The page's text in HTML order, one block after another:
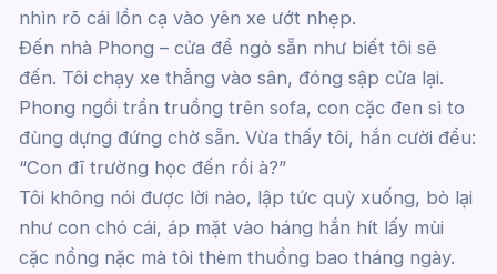
nhìn rõ cái lồn cạ vào yên xe ướt nhẹp.
Đến nhà Phong – cửa để ngỏ sẵn như biết tôi sẽ
đến. Tôi chạy xe thẳng vào sân, đóng sập cửa lại.
Phong ngồi trần truồng trên sofa, con cặc đen sì to
đùng dựng đứng chờ sẵn. Vừa thấy tôi, hắn cười đểu:
“Con đĩ trường học đến rồi à?”
Tôi không nói được lời nào, lập tức quỳ xuống, bò lại
như con chó cái, áp mặt vào háng hắn hít lấy mùi
cặc nồng nặc mà tôi thèm thuồng bao tháng ngày.